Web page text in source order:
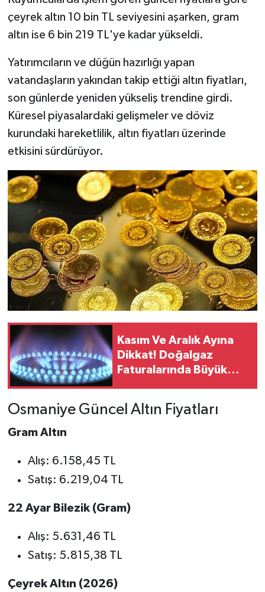
çeyrek altın 10 bin TL seviyesini aşarken, gram
altın ise 6 bin 219 TL'ye kadar yükseldi.
Yatırımcıların ve düğün hazırlığı yapan
vatandaşların yakından takip ettiği altın fiyatları,
son günlerde yeniden yükseliş trendine girdi.
Küresel piyasalardaki gelişmeler ve döviz
kurundaki hareketlilik, altın fiyatları üzerinde
etkisini sürdürüyor.
Kasım Ve Aralık Ayına
Dikkat! Doğalgaz
Faturalarında Büyük
Osmaniye Güncel Altın Fiyatları
Gram Altın
Alış: 6.158,45 TL
Satış: 6.219,04 TL
22 Ayar Bilezik (Gram)
Alış: 5.631,46 TL
Satış: 5.815,38 TL
Çeyrek Altın (2026)